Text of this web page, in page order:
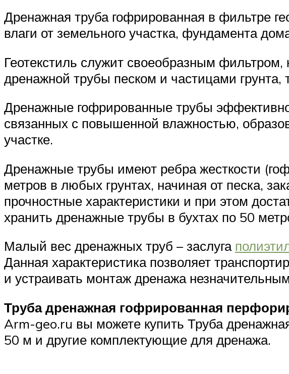
Дренажная труба гофрированная в фильтре
влаги от земельного участка, фундамента
Геотекстиль служит своеобразным
дренажной трубы песком и частицами
Дренажные гофрированные трубы
связанных с повышенной влажностью,
участке.
Дренажные трубы имеют ребра жесткости
метров в любых грунтах, начиная от песка,
прочностные характеристики и при этом
хранить дренажные трубы в бухтах по 50
Малый вес дренажных труб – заслуга
Данная характеристика позволяет
и устраивать монтаж дренажа
Труба дренажная гофрированная
Arm-geo.ru вы можете купить Труба
50 м и другие комплектующие для дренажа.